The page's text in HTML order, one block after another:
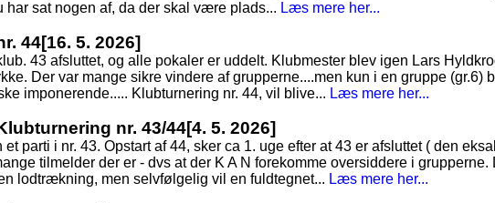
har sat nogen af, da der skal være plads... Læs mere her...
44[16. 5. 2026]
43 afsluttet, og alle pokaler er uddelt. Klubmester blev igen Lars
Der var mange sikre vindere af grupperne....men kun i en gruppe (gr.6)
imponerende..... Klubturnering nr. 44, vil blive... Læs mere her...
nr. 43/44[4. 5. 2026]
et parti i nr. 43. Opstart af 44, sker ca 1. uge efter at 43 er afsluttet ( den
tilmelder der er - dvs at der K A N forekomme oversiddere i grupperne.
lodtrækning, men selvfølgelig vil en fuldtegnet... Læs mere her...